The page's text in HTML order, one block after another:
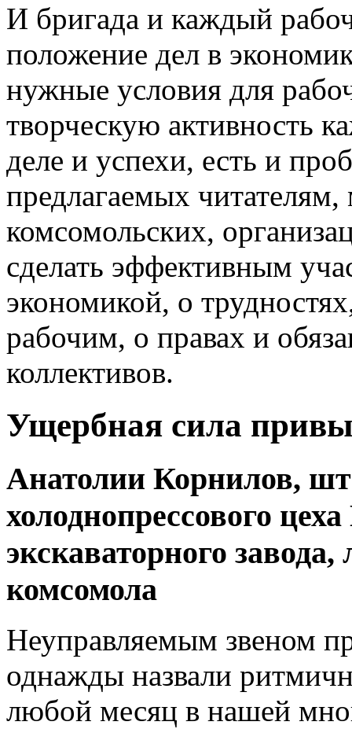
И бригада и каждый
положение дел в
нужные условия для
творческую активность
деле и успехи, есть и
предлагаемых
комсомольских,
сделать эффективным
экономикой, о
рабочим, о правах и
коллективов.
Ущербная сила
Анатолии Корнилов,
холоднопрессового
экскаваторного
комсомола
Неуправляемым звеном
однажды назвали
любой месяц в нашей